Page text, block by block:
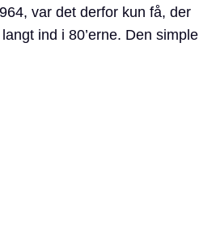
var det derfor kun få, der
ind i 80’erne. Den simple